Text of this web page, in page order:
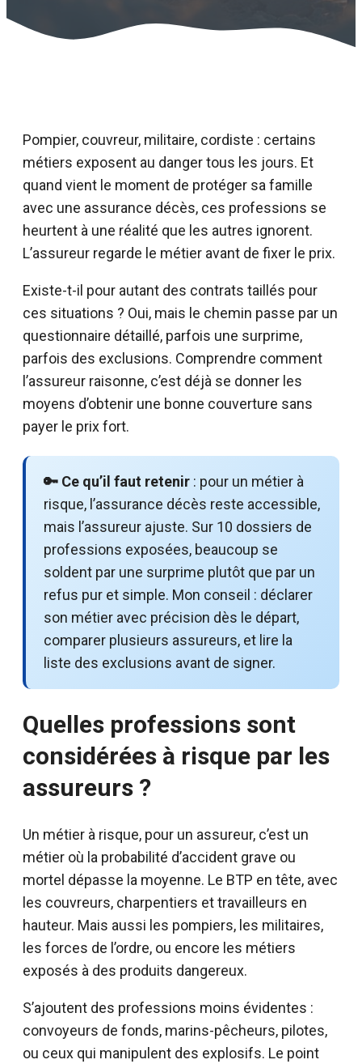
Pompier, couvreur, militaire, cordiste : certains
métiers exposent au danger tous les jours. Et
quand vient le moment de protéger sa famille
avec une assurance décès, ces professions se
heurtent à une réalité que les autres ignorent.
L’assureur regarde le métier avant de fixer le prix.
Existe-t-il pour autant des contrats taillés pour
ces situations ? Oui, mais le chemin passe par un
questionnaire détaillé, parfois une surprime,
parfois des exclusions. Comprendre comment
l’assureur raisonne, c’est déjà se donner les
moyens d’obtenir une bonne couverture sans
payer le prix fort.
🔑 Ce qu’il faut retenir : pour un métier à
risque, l’assurance décès reste accessible,
mais l’assureur ajuste. Sur 10 dossiers de
professions exposées, beaucoup se
soldent par une surprime plutôt que par un
refus pur et simple. Mon conseil : déclarer
son métier avec précision dès le départ,
comparer plusieurs assureurs, et lire la
liste des exclusions avant de signer.
Quelles professions sont
considérées à risque par les
assureurs ?
Un métier à risque, pour un assureur, c’est un
métier où la probabilité d’accident grave ou
mortel dépasse la moyenne. Le BTP en tête, avec
les couvreurs, charpentiers et travailleurs en
hauteur. Mais aussi les pompiers, les militaires,
les forces de l’ordre, ou encore les métiers
exposés à des produits dangereux.
S’ajoutent des professions moins évidentes :
convoyeurs de fonds, marins-pêcheurs, pilotes,
ou ceux qui manipulent des explosifs. Le point